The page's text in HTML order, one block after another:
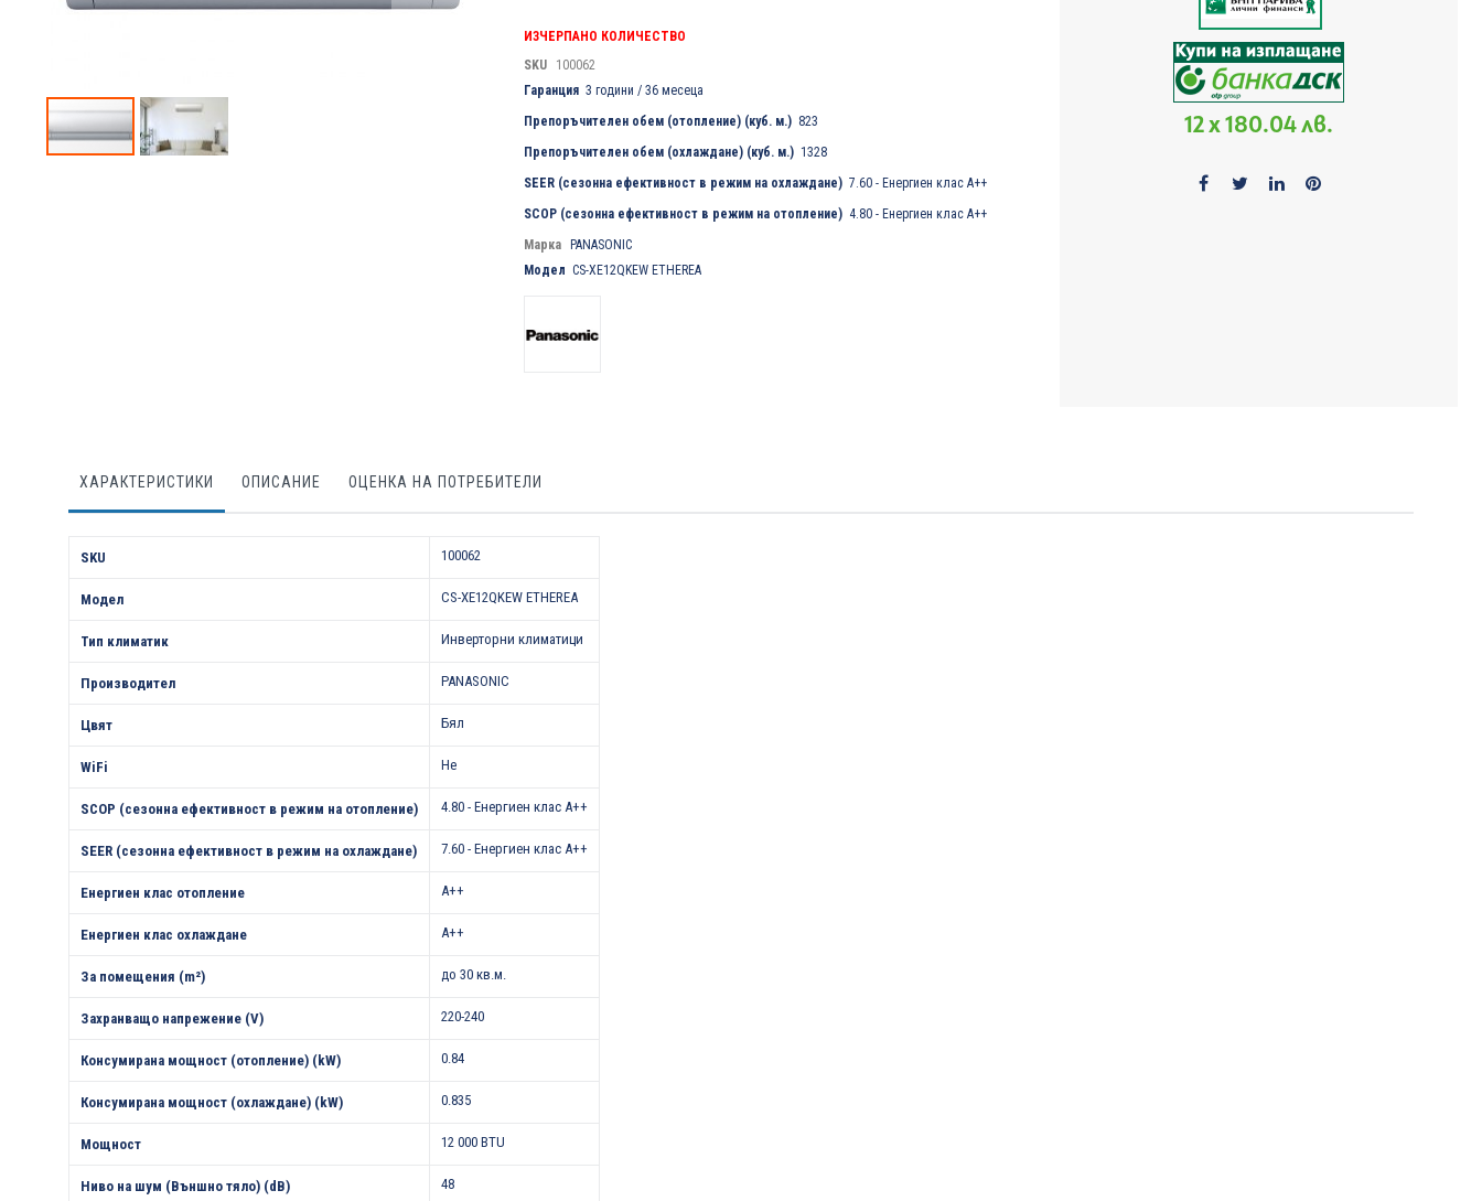
ИЗЧЕРПАНО КОЛИЧЕСТВО
SKU
100062
Гаранция 3 години / 36 месеца
Препоръчителен обем (отопление) (куб. м.) 823
Препоръчителен обем (охлаждане) (куб. м.) 1328
SEER (сезонна ефективност в режим на охлаждане) 7.60 - Енергиен клас А++
SCOP (сезонна ефективност в режим на отопление) 4.80 - Енергиен клас А++
Марка PANASONIC
Модел CS-XE12QKEW ETHEREA
12 x 180.04 лв.
ХАРАКТЕРИСТИКИ ОПИСАНИЕ ОЦЕНКА НА ПОТРЕБИТЕЛИ
SKU
100062
Модел CS-XE12QKEW ETHEREA
Тип климатик Инверторни климатици
Производител PANASONIC
Цвят Бял
WiFi Не
SCOP (сезонна ефективност в режим на отопление) 4.80 - Енергиен клас А++
SEER (сезонна ефективност в режим на охлаждане) 7.60 - Енергиен клас А++
Енергиен клас отопление A++
Енергиен клас охлаждане A++
За помещения (m²) до 30 кв.м.
Захранващо напрежение (V) 220-240
Консумирана мощност (отопление) (kW) 0.84
Консумирана мощност (охлаждане) (kW) 0.835
Мощност 12 000 BTU
Ниво на шум (Външно тяло) (dB) 48